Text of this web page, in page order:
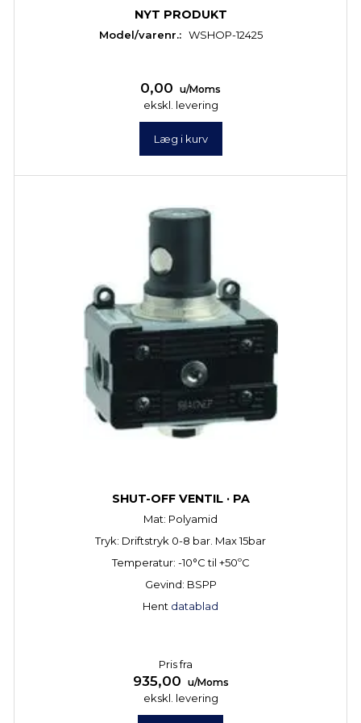
NYT PRODUKT
Model/varenr.: WSHOP-12425
0,00 u/Moms
ekskl. levering
Læg i kurv
SHUT-OFF VENTIL · PA
Mat: Polyamid
Tryk: Driftstryk 0-8 bar. Max 15bar
Temperatur: -10°C til +50ºC
Gevind: BSPP
Hent datablad
Pris fra
935,00 u/Moms
ekskl. levering